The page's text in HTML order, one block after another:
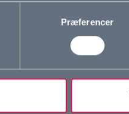
Præferencer